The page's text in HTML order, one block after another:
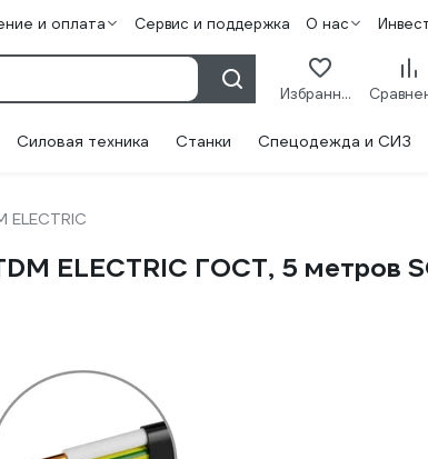
и оплата Сервис и поддержка О нас
Избранное
Силовая техника Станки Спецодежда и СИЗ
ELECTRIC
ELECTRIC ГОСТ, 5 метров